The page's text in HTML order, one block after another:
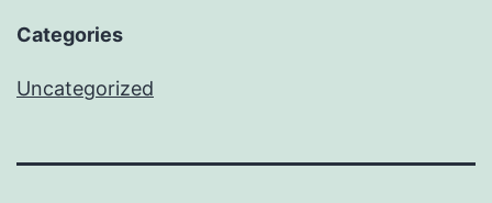
Categories
Uncategorized